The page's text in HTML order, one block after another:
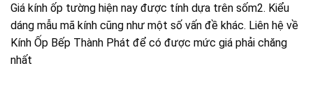
Giá kính ốp tường hiện nay được tính dựa trên sốm2. Kiểu
dáng mẫu mã kính cũng như một số vấn đề khác. Liên hệ về
Kính Ốp Bếp Thành Phát để có được mức giá phải chăng
nhất